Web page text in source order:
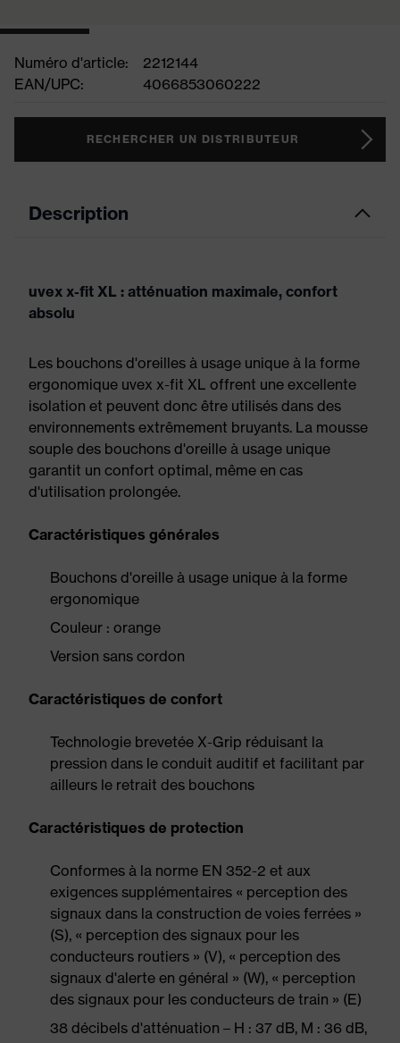
Numéro d'article:
2212144
EAN/UPC:
4066853060222
RECHERCHER UN DISTRIBUTEUR
Description
uvex x-fit XL : atténuation maximale, confort
absolu
Les bouchons d'oreilles à usage unique à la forme
ergonomique uvex x-fit XL offrent une excellente
isolation et peuvent donc être utilisés dans des
environnements extrêmement bruyants. La mousse
souple des bouchons d'oreille à usage unique
garantit un confort optimal, même en cas
d'utilisation prolongée.
Caractéristiques générales
Bouchons d'oreille à usage unique à la forme
ergonomique
Couleur : orange
Version sans cordon
Caractéristiques de confort
Technologie brevetée X-Grip réduisant la
pression dans le conduit auditif et facilitant par
ailleurs le retrait des bouchons
Caractéristiques de protection
Conformes à la norme EN 352-2 et aux
exigences supplémentaires « perception des
signaux dans la construction de voies ferrées »
(S), « perception des signaux pour les
conducteurs routiers » (V), « perception des
signaux d'alerte en général » (W), « perception
des signaux pour les conducteurs de train » (E)
38 décibels d'atténuation – H : 37 dB, M : 36 dB,